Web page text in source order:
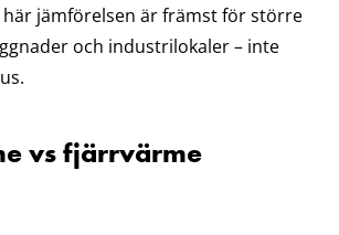
här jämförelsen är främst för större
och industrilokaler – inte
vs fjärrvärme